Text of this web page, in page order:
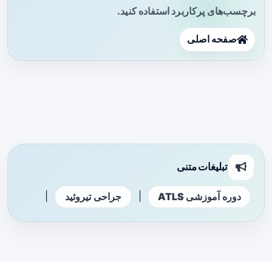
برچسب‌های پرکاربرد استفاده کنید.
صفحه اصلی
تبلیغات متنی
دوره آموزشی ATLS جراحی تیروئید